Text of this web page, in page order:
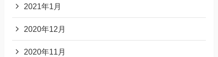
2021年1月
2020年12月
2020年11月